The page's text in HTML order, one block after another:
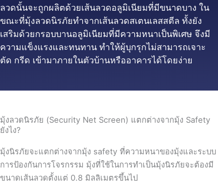
ลวดนั้นจะถูกผลิตด้วยเส้นลวดอลูมิเนียมที่มีขนาดบาง ใน
ขณะที่มุ้งลวดนิรภัยทำจากเส้นลวดสเตนเลสสตีล ทั้งยัง
เสริมด้วยกรอบบานอลูมิเนียมที่มีความหนาเป็นพิเศษ จึงมี
ความแข็งแรงและทนทาน ทำให้ผู้บุกรุกไม่สามารถเจาะ
ตัด กรีด เข้ามาภายในตัวบ้านหรืออาคารได้โดยง่าย
มุ้งลวดนิรภัย (Security Net Screen) แตกต่างจากมุ้ง Safety
ยังไง?
มุ้งนิรภัยจะแตกต่างจากมุ้ง safety ที่ความหนาของมุ้งและระบบ
การป้องกันการโจรกรรม มุ้งที่ใช้ในการทำเป็นมุ้งนิรภัยจะต้องมี
ขนาดเส้นลวดตั้งแต่ 0.8 มิลลิเมตรขึ้นไป